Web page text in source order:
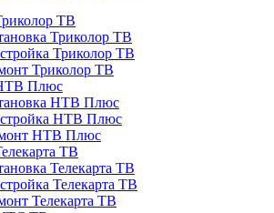
ТВ
Триколор ТВ
Триколор ТВ
Триколор ТВ
Плюс
НТВ Плюс
НТВ Плюс
НТВ Плюс
ТВ
Телекарта ТВ
Телекарта ТВ
Телекарта ТВ